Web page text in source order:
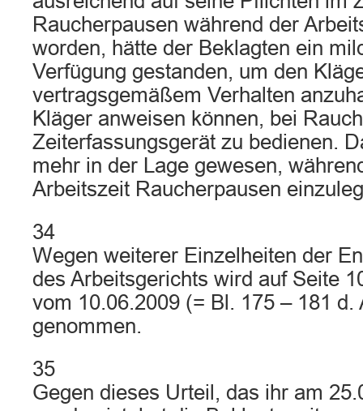
Raucherpausen während der
worden, hätte der Beklagten ein
Verfügung gestanden, um den
vertragsgemäßem Verhalten
Kläger anweisen können, bei
Zeiterfassungsgerät zu bedienen.
mehr in der Lage gewesen,
Arbeitszeit Raucherpausen
34
Wegen weiterer Einzelheiten der
des Arbeitsgerichts wird auf Seite
vom 10.06.2009 (= Bl. 175 – 181 d.
genommen.
35
Gegen dieses Urteil, das ihr am